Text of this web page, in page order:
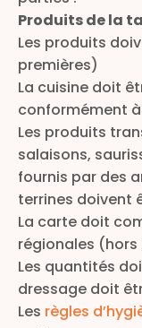
Produits de la
Les produits
premières)
La cuisine doit
conformément
Les produits
salaisons,
fournis par des
terrines doivent
La carte doit
régionales
Les quantités
dressage doit
Les règles